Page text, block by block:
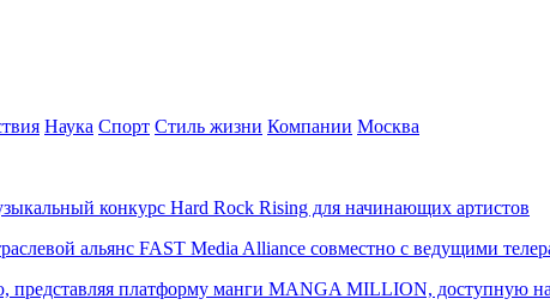
Наука Спорт Стиль жизни Компании Москва
конкурс Hard Rock Rising для начинающих артистов
альянс FAST Media Alliance совместно с ведущими
представляя платформу манги MANGA MILLION, доступную